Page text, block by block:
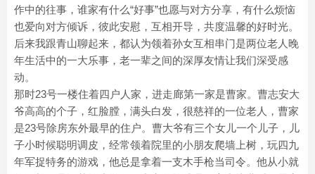
作中的往事，谁家有什么“好事”也愿与对方分享，有什么烦恼
也爱向对方倾诉，彼此安慰，互相开导，共度温馨的好时光。
后来我跟青山聊起来，都认为领着孙女互相串门是两位老人晚
年生活中的一大乐事，老一辈之间的深厚友情让我们深受感
动。
那时23号一楼住着四户人家，进走廊第一家是曹家。曹志安大
爷高高的个子，红脸膛，满头白发，很慈祥的一位老人，曹家
是23号除房东外最早的住户。曹大爷有三个女儿一个儿子，儿
子小时候聪明调皮，经常领着院里的小朋友爬墙上树，玩四九
年军捉特务的游戏，他总是拿着一支木手枪当司令。他从小就